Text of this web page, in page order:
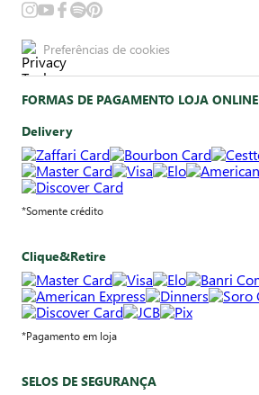
Preferências de cookies
FORMAS DE PAGAMENTO LOJA ONLINE
Delivery
*Somente crédito
Clique&Retire
*Pagamento em loja
SELOS DE SEGURANÇA